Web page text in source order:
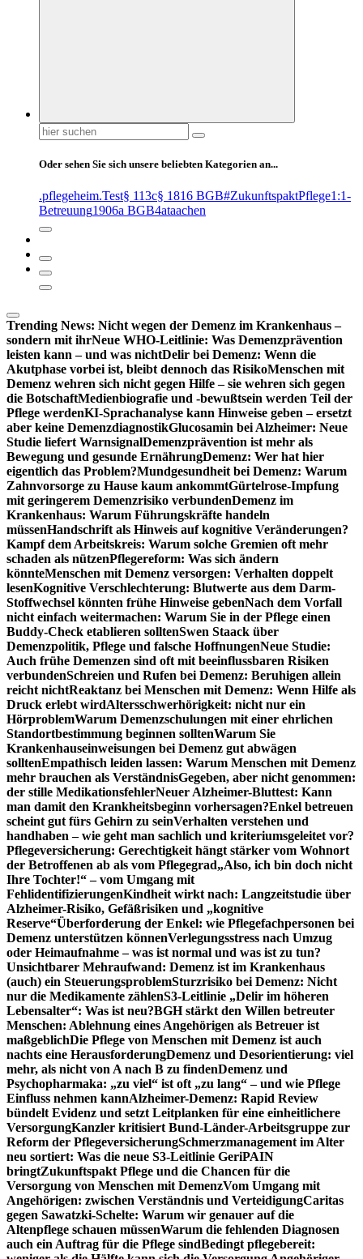
Suchen
nach:
Oder sehen Sie sich unsere beliebten Kategorien an...
.pflegeheim.Test§ 113c§ 1816 BGB#ZukunftspaktPflege1:1-
Betreuung1906a BGB4ataachen
Trending News: Nicht wegen der Demenz im Krankenhaus –
sondern mit ihrNeue WHO-Leitlinie: Was Demenzprävention
leisten kann – und was nichtDelir bei Demenz: Wenn die
Akutphase vorbei ist, bleibt dennoch das RisikoMenschen mit
Demenz wehren sich nicht gegen Hilfe – sie wehren sich gegen
die BotschaftMedienbiografie und -bewußtsein werden Teil der
Pflege werdenKI-Sprachanalyse kann Hinweise geben – ersetzt
aber keine DemenzdiagnostikGlucosamin bei Alzheimer: Neue
Studie liefert WarnsignalDemenzprävention ist mehr als
Bewegung und gesunde ErnährungDemenz: Wer hat hier
eigentlich das Problem?Mundgesundheit bei Demenz: Warum
Zahnvorsorge zu Hause kaum ankommtGürtelrose-Impfung
mit geringerem Demenzrisiko verbundenDemenz im
Krankenhaus: Warum Führungskräfte handeln
müssenHandschrift als Hinweis auf kognitive Veränderungen?
Kampf dem Arbeitskreis: Warum solche Gremien oft mehr
schaden als nützenPflegereform: Was sich ändern
könnteMenschen mit Demenz versorgen: Verhalten doppelt
lesenKognitive Verschlechterung: Blutwerte aus dem Darm-
Stoffwechsel könnten frühe Hinweise gebenNach dem Vorfall
nicht einfach weitermachen: Warum Sie in der Pflege einen
Buddy-Check etablieren solltenSwen Staack über
Demenzpolitik, Pflege und falsche HoffnungenNeue Studie:
Auch frühe Demenzen sind oft mit beeinflussbaren Risiken
verbundenSchreien und Rufen bei Demenz: Beruhigen allein
reicht nichtReaktanz bei Menschen mit Demenz: Wenn Hilfe als
Druck erlebt wirdAltersschwerhörigkeit: nicht nur ein
HörproblemWarum Demenzschulungen mit einer ehrlichen
Standortbestimmung beginnen solltenWarum Sie
Krankenhauseinweisungen bei Demenz gut abwägen
solltenEmpathisch leiden lassen: Warum Menschen mit Demenz
mehr brauchen als VerständnisGegeben, aber nicht genommen:
der stille MedikationsfehlerNeuer Alzheimer-Bluttest: Kann
man damit den Krankheitsbeginn vorhersagen?Enkel betreuen
scheint gut fürs Gehirn zu seinVerhalten verstehen und
handhaben – wie geht man sachlich und kriteriumsgeleitet vor?
Pflegeversicherung: Gerechtigkeit hängt stärker vom Wohnort
der Betroffenen ab als vom Pflegegrad„Also, ich bin doch nicht
Ihre Tochter!“ – vom Umgang mit
FehlidentifizierungenKindheit wirkt nach: Langzeitstudie über
Alzheimer-Risiko, Gefäßrisiken und „kognitive
Reserve“Überforderung der Enkel: wie Pflegefachpersonen bei
Demenz unterstützen könnenVerlegungsstress nach Umzug
oder Heimaufnahme – was ist normal und was ist zu tun?
Unsichtbarer Mehraufwand: Demenz ist im Krankenhaus
(auch) ein SteuerungsproblemSturzrisiko bei Demenz: Nicht
nur die Medikamente zählenS3-Leitlinie „Delir im höheren
Lebensalter“: Was ist neu?BGH stärkt den Willen betreuter
Menschen: Ablehnung eines Angehörigen als Betreuer ist
maßgeblichDie Pflege von Menschen mit Demenz ist auch
nachts eine HerausforderungDemenz und Desorientierung: viel
mehr, als nicht von A nach B zu findenDemenz und
Psychopharmaka: „zu viel“ ist oft „zu lang“ – und wie Pflege
Einfluss nehmen kannAlzheimer-Demenz: Rapid Review
bündelt Evidenz und setzt Leitplanken für eine einheitlichere
VersorgungKanzler kritisiert Bund-Länder-Arbeitsgruppe zur
Reform der PflegeversicherungSchmerzmanagement im Alter
neu sortiert: Was die neue S3-Leitlinie GeriPAIN
bringtZukunftspakt Pflege und die Chancen für die
Versorgung von Menschen mit DemenzVom Umgang mit
Angehörigen: zwischen Verständnis und VerteidigungCaritas
gegen Sawatzki-Schelte: Warum wir genauer auf die
Altenpflege schauen müssenWarum die fehlenden Diagnosen
auch ein Auftrag für die Pflege sindBedingt pflegebereit: